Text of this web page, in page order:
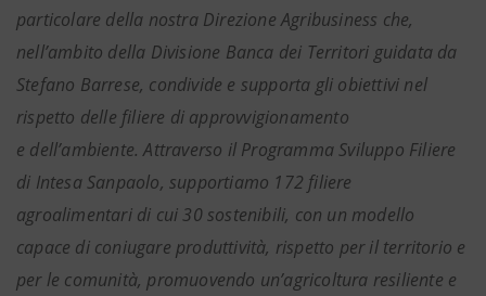
particolare della nostra Direzione Agribusiness che,
nell’ambito della Divisione Banca dei Territori guidata da
Stefano Barrese, condivide e supporta gli obiettivi nel
rispetto delle filiere di approvvigionamento
e dell’ambiente. Attraverso il Programma Sviluppo Filiere
di Intesa Sanpaolo, supportiamo 172 filiere
agroalimentari di cui 30 sostenibili, con un modello
capace di coniugare produttività, rispetto per il territorio e
per le comunità, promuovendo un’agricoltura resiliente e